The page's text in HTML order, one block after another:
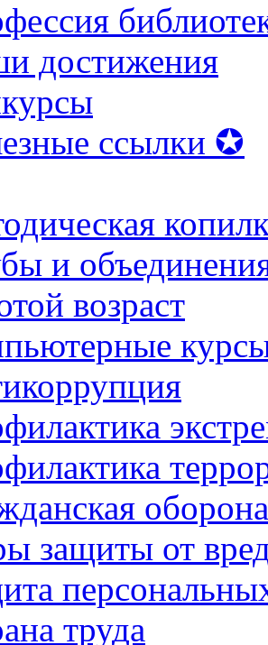
достижения
ссылки ✪
и
возраст
оборона
защиты от
труда